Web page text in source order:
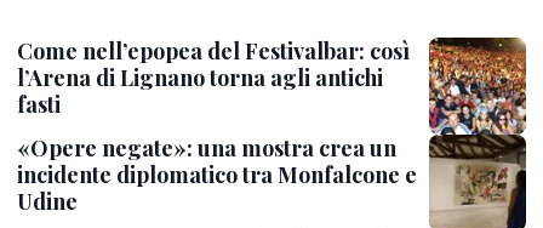
Come nell’epopea del Festivalbar: così
l’Arena di Lignano torna agli antichi
fasti
«Opere negate»: una mostra crea un
incidente diplomatico tra Monfalcone e
Udine